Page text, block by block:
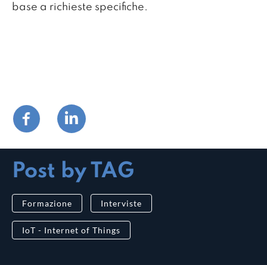
base a richieste specifiche.
Post by TAG
Formazione Interviste
IoT - Internet of Things